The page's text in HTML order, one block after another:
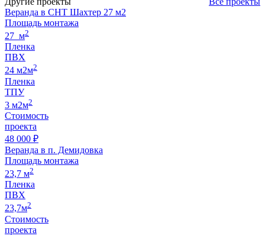
Веранда в СНТ Шахтер 27 м2
Площадь монтажа
27 м2
Пленка
ПВХ
24 м2м2
Пленка
ТПУ
3 м2м2
Стоимость
проекта
48 000 ₽
Веранда в п. Демидовка
Площадь монтажа
23,7 м2
Пленка
ПВХ
23,7м2
Стоимость
проекта